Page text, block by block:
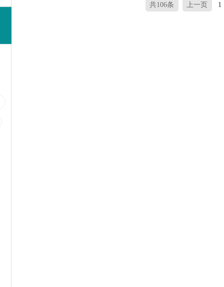
共106条 上一页 1